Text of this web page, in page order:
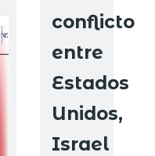
conflicto
entre
Estados
Unidos,
Israel